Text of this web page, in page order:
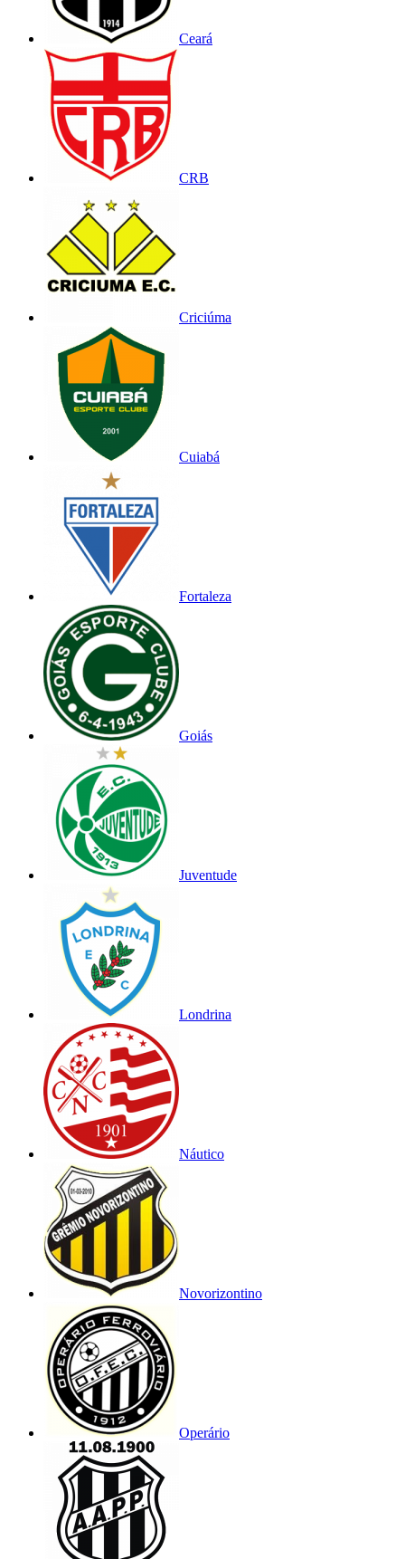
Ceará
CRB
Criciúma
Cuiabá
Fortaleza
Goiás
Juventude
Londrina
Náutico
Novorizontino
Operário